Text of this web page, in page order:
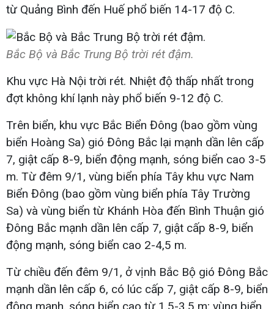
từ Quảng Bình đến Huế phổ biến 14-17 độ C.
Bắc Bộ và Bắc Trung Bộ trời rét đậm.
Khu vực Hà Nội trời rét. Nhiệt độ thấp nhất trong
đợt không khí lạnh này phổ biến 9-12 độ C.
Trên biển, khu vực Bắc Biển Đông (bao gồm vùng
biển Hoàng Sa) gió Đông Bắc lại mạnh dần lên cấp
7, giật cấp 8-9, biển động mạnh, sóng biển cao 3-5
m. Từ đêm 9/1, vùng biển phía Tây khu vực Nam
Biển Đông (bao gồm vùng biển phía Tây Trường
Sa) và vùng biển từ Khánh Hòa đến Bình Thuận gió
Đông Bắc mạnh dần lên cấp 7, giật cấp 8-9, biển
động mạnh, sóng biển cao 2-4,5 m.
Từ chiều đến đêm 9/1, ở vịnh Bắc Bộ gió Đông Bắc
mạnh dần lên cấp 6, có lúc cấp 7, giật cấp 8-9, biển
động mạnh, sóng biển cao từ 1,5-3,5 m; vùng biển